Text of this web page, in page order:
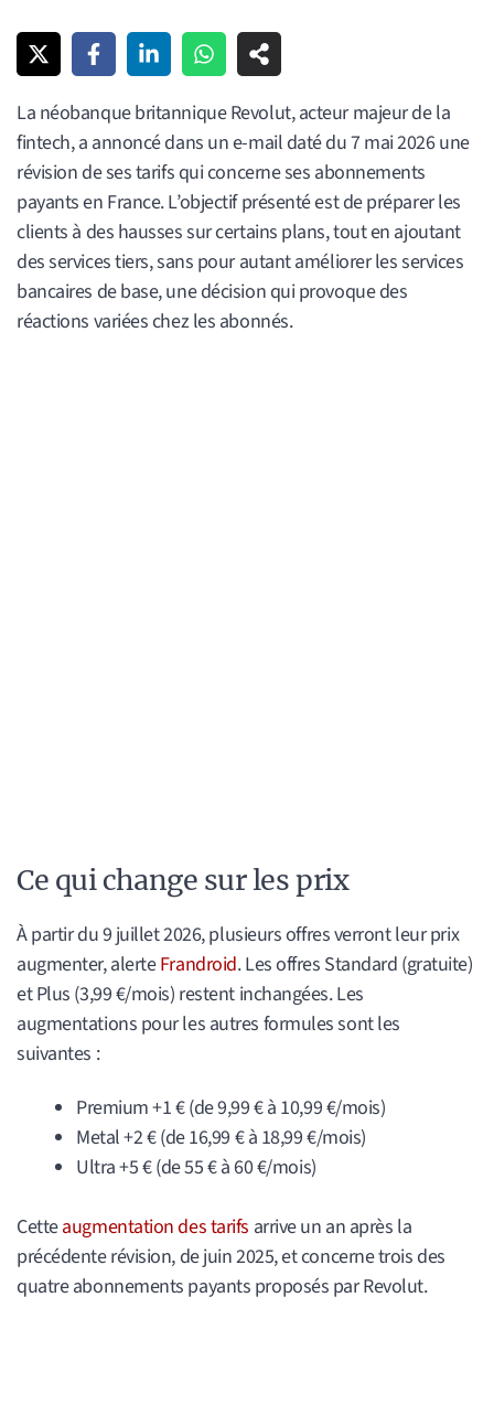
La néobanque britannique Revolut, acteur majeur de la
fintech, a annoncé dans un e-mail daté du 7 mai 2026 une
révision de ses tarifs qui concerne ses abonnements
payants en France. L’objectif présenté est de préparer les
clients à des hausses sur certains plans, tout en ajoutant
des services tiers, sans pour autant améliorer les services
bancaires de base, une décision qui provoque des
réactions variées chez les abonnés.
Ce qui change sur les prix
À partir du 9 juillet 2026, plusieurs offres verront leur prix
augmenter, alerteFrandroid. Les offres Standard (gratuite)
et Plus (3,99 €/mois) restent inchangées. Les
augmentations pour les autres formules sont les
suivantes :
Premium +1 € (de 9,99 € à 10,99 €/mois)
Metal +2 € (de 16,99 € à 18,99 €/mois)
Ultra +5 € (de 55 € à 60 €/mois)
Cetteaugmentation des tarifs arrive un an après la
précédente révision, de juin 2025, et concerne trois des
quatre abonnements payants proposés par Revolut.